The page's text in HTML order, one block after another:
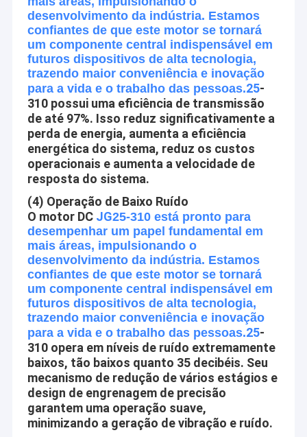
desenvolvimento da indústria. Estamos
confiantes de que este motor se tornará
um componente central indispensável em
futuros dispositivos de alta tecnologia,
trazendo maior conveniência e inovação
para a vida e o trabalho das pessoas.25-
310 possui uma eficiência de transmissão
de até 97%. Isso reduz significativamente a
perda de energia, aumenta a eficiência
energética do sistema, reduz os custos
operacionais e aumenta a velocidade de
resposta do sistema.
(4) Operação de Baixo Ruído
O motor DC JG25-310 está pronto para
desempenhar um papel fundamental em
mais áreas, impulsionando o
desenvolvimento da indústria. Estamos
confiantes de que este motor se tornará
um componente central indispensável em
futuros dispositivos de alta tecnologia,
trazendo maior conveniência e inovação
para a vida e o trabalho das pessoas.25-
310 opera em níveis de ruído extremamente
baixos, tão baixos quanto 35 decibéis. Seu
mecanismo de redução de vários estágios e
design de engrenagem de precisão
garantem uma operação suave,
minimizando a geração de vibração e ruído.